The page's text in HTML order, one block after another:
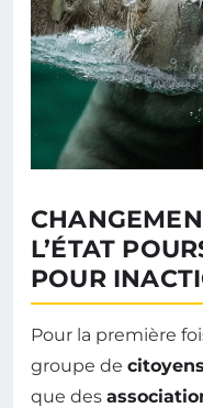
L’ÉTAT
POUR
Pour la première
groupe de citoyens
que des